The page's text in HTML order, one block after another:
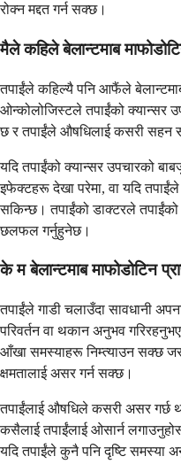
रोक्न मद्दत गर्न सक्छ।
मैले कहिले बेलान्टमाब
तपाईंले कहिल्यै पनि आफैंले
ओन्कोलोजिस्टले तपाईंको क्यान्सर
छ र तपाईंले औषधिलाई कसरी सहन
यदि तपाईंको क्यान्सर उपचारको
इफेक्टहरू देखा परेमा, वा यदि तपाईंले
सकिन्छ। तपाईंको डाक्टरले तपाईंको
छलफल गर्नुहुनेछ।
के म बेलान्टमाब माफोडोटिन
तपाईंले गाडी चलाउँदा सावधानी
परिवर्तन वा थकान अनुभव
आँखा समस्याहरू निम्त्याउन सक्छ
क्षमतालाई असर गर्न सक्छ।
तपाईंलाई औषधिले कसरी असर गर्छ
कसैलाई तपाईंलाई ओसार्न
यदि तपाईंले कुनै पनि दृष्टि समस्या